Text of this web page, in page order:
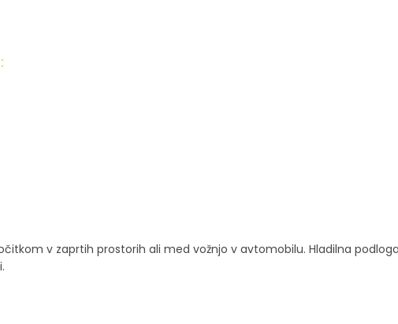
v zaprtih prostorih ali med vožnjo v avtomobilu. Hladilna